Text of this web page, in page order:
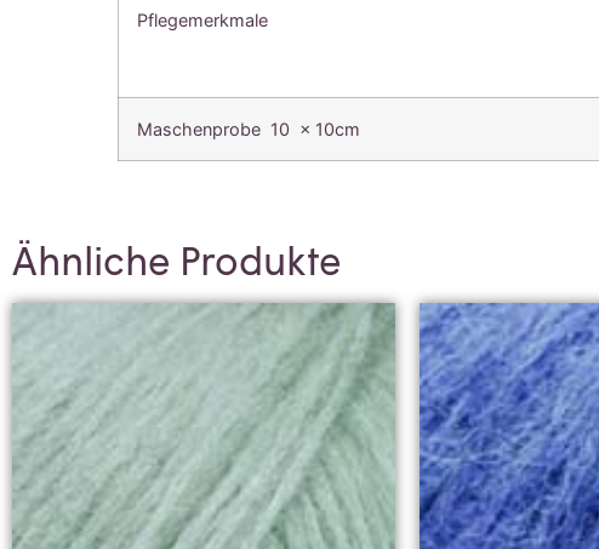
Pflegemerkmale
Maschenprobe 10 x 10cm
Ähnliche Produkte